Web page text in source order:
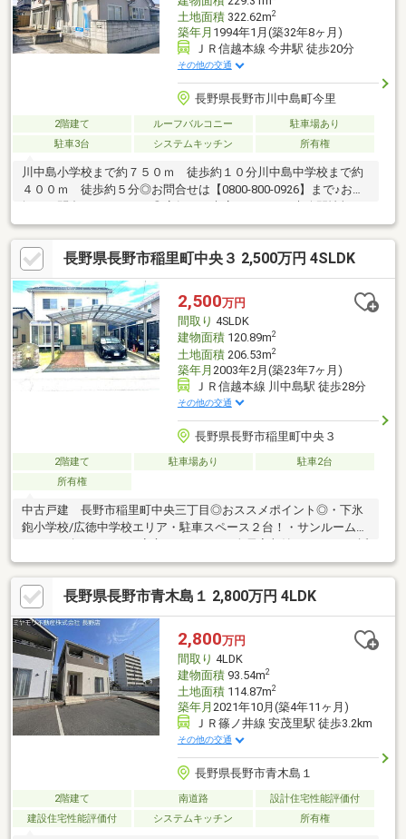
土地面積322.62m2
築年月 1994年1月(築32年8ヶ月)
ＪＲ信越本線 今井駅 徒歩20分
その他の交通
長野県長野市川中島町今里
2階建て ルーフバルコニー
駐車場あり
駐車3台
システムキッチン 所有権
川中島小学校まで約７５０ｍ 徒歩約１０分川中島中学校まで約
４００ｍ 徒歩約５分◎お問合せは【0800-800-0926】まで♪お気
ご紹介できる場合がございます。 ご予約は【イエステーション
長野店】で検索☆当社は、宅地建物取引士によるご購入相談はも
ちろん、住宅ローンのご相談も承っております。支払っていける
か…、審査が通るか…など、住宅ローンのご心配ごとは当社へご相
談ください！
長野県長野市稲里町中央３ 2,500万円 4SLDK
2,500万円
間取り 4SLDK
建物面積120.89m2
土地面積206.53m2
築年月 2003年2月(築23年7ヶ月)
ＪＲ信越本線 川中島駅 徒歩28分
その他の交通
長野県長野市稲里町中央３
2階建て 駐車場あり
駐車2台
所有権
中古戸建 長野市稲里町中央三丁目◎おススメポイント◎・下氷
鉋小学校/広徳中学校エリア・駐車スペース２台！・サンルームが
隣に商業施設多数あり♪お気軽にお問い合わせください♪Be-
Style 長野本社TEL：026-217-5014
長野県長野市青木島１ 2,800万円 4LDK
2,800万円
間取り 4LDK
建物面積93.54m2
土地面積114.87m2
築年月 2021年10月(築4年11ヶ月)
ＪＲ篠ノ井線 安茂里駅 徒歩3.2km
その他の交通
長野県長野市青木島１
2階建て 南道路
設計住宅性能評価付
建設住宅性能評価付
システムキッチン 所有権